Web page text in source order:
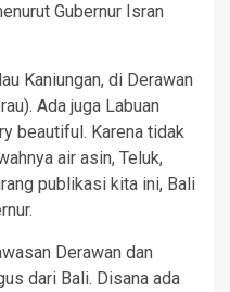
Gubernur Isran
Kaniungan, di Derawan
Ada juga Labuan
beautiful. Karena tidak
air asin, Teluk,
publikasi kita ini, Bali
Derawan dan
dari Bali. Disana ada